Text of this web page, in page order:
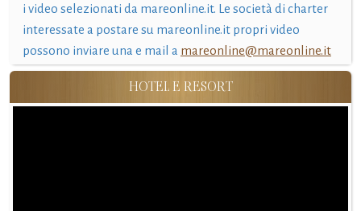
i video selezionati da mareonline.it. Le società di charter
interessate a postare su mareonline.it propri video
possono inviare una e mail a mareonline@mareonline.it
HOTEL E RESORT